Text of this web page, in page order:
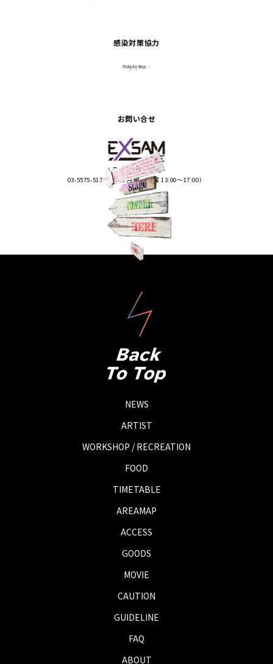
感染対策協力
お問い合せ
ライブエグザム
03-5575-5170（平日 月曜・火曜 13:00〜17:00）
NEWS
ARTIST
WORKSHOP / RECREATION
FOOD
TIMETABLE
AREAMAP
ACCESS
GOODS
MOVIE
CAUTION
GUIDELINE
FAQ
ABOUT